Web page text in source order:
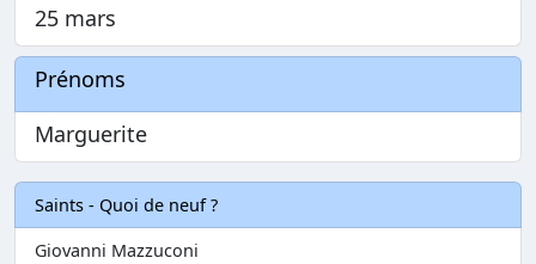
25 mars
Prénoms
Marguerite
Saints - Quoi de neuf ?
Giovanni Mazzuconi